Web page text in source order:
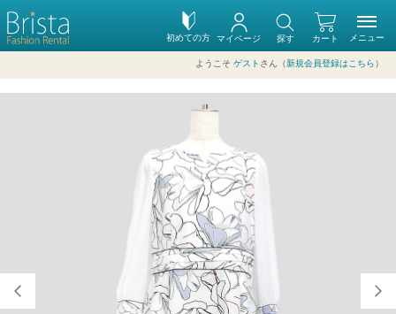
初めての方 カート
マイページ 探す
ようこそ ゲスト さん（新規会員登録はこちら ）
メニュー